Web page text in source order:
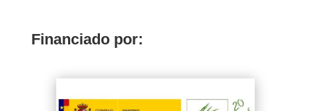
Financiado por: